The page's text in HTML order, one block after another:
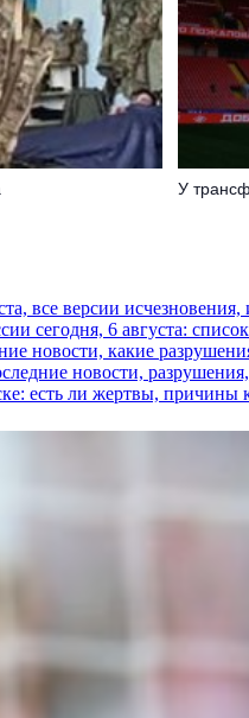
У
все версии
сегодня, 6 августа:
новости, какие
новости,
есть ли жертвы, причины